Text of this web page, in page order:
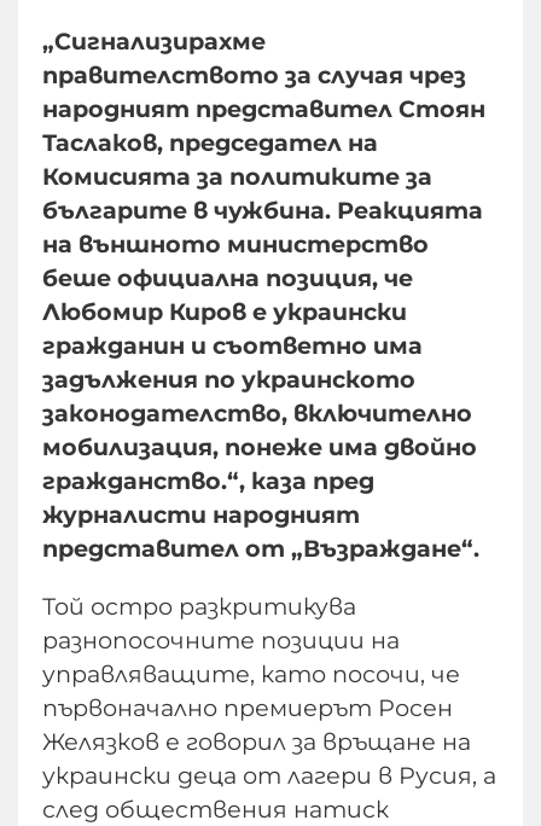
„Сигнализирахме
правителството за случая чрез
народният представител Стоян
Таслаков, председател на
Комисията за политиките за
българите в чужбина. Реакцията
на външното министерство
беше официална позиция, че
Любомир Киров е украински
гражданин и съответно има
задължения по украинското
законодателство, включително
мобилизация, понеже има двойно
гражданство.“, каза пред
журналисти народният
представител от „Възраждане“.
Той остро разкритикува
разнопосочните позиции на
управляващите, като посочи, че
първоначално премиерът Росен
Желязков е говорил за връщане на
украински деца от лагери в Русия, а
след обществения натиск